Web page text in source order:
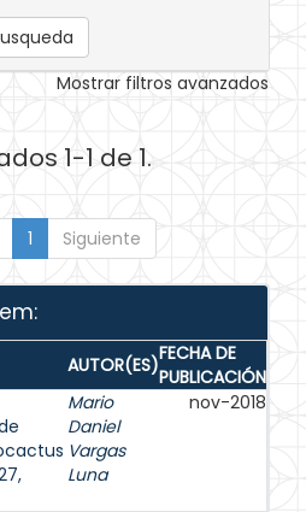
Mostrar filtros avanzados
1-1 de 1.
1 Siguiente
AUTOR(ES)FECHA DE
PUBLICACIÓN
Mario
Daniel
Vargas
Luna
nov-2018